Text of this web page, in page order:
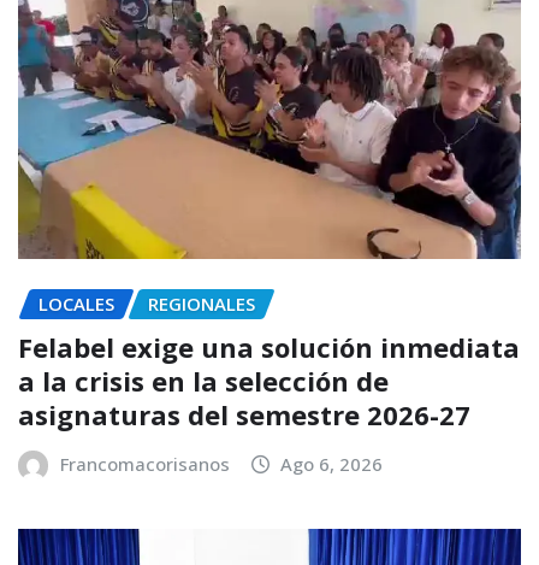
LOCALES REGIONALES
Felabel exige una solución inmediata
a la crisis en la selección de
asignaturas del semestre 2026-27
Francomacorisanos Ago 6, 2026